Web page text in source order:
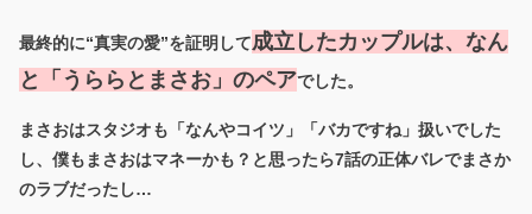
最終的に“真実の愛”を証明して成立したカップルは、なん
と「うららとまさお」のペアでした。
まさおはスタジオも「なんやコイツ」「バカですね」扱いでした
し、僕もまさおはマネーかも？と思ったら7話の正体バレでまさか
のラブだったし…